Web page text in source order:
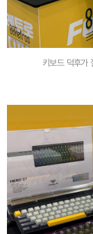
키보드 덕후가